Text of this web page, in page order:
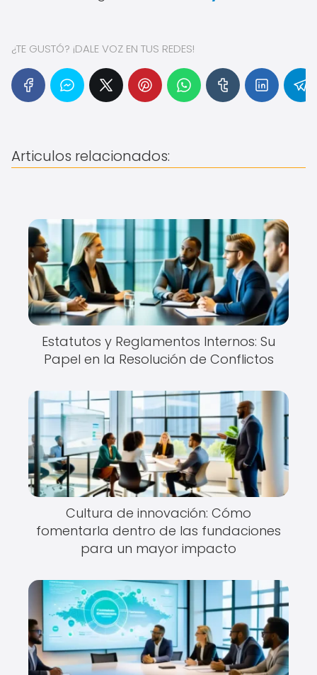
¿TE GUSTÓ? ¡DALE VOZ EN TUS REDES!
Articulos relacionados:
Estatutos y Reglamentos Internos: Su
Papel en la Resolución de Conflictos
Cultura de innovación: Cómo
fomentarla dentro de las fundaciones
para un mayor impacto